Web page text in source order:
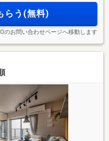
院が揃う
らう(無料)
のお問い合わせページへ移動します